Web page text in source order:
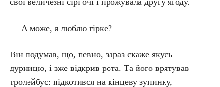
свої величезні сірі очі і прожувала другу ягоду.
— А може, я люблю гірке?
Він подумав, що, певно, зараз скаже якусь
дурницю, і вже відкрив рота. Та його врятував
тролейбус: підкотився на кінцеву зупинку,